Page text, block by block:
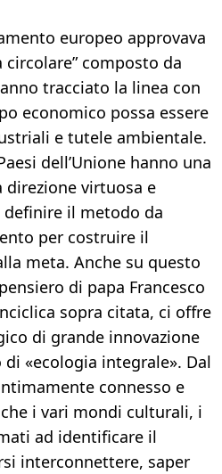
europeo approvava
composto da
tracciato la linea con
economico possa essere
e tutele ambientale.
dell’Unione hanno una
direzione virtuosa e
definire il metodo da
per costruire il
meta. Anche su questo
di papa Francesco
sopra citata, ci offre
di grande innovazione
«ecologia integrale». Dal
connesso e
i vari mondi culturali, i
ad identificare il
interconnettere, saper